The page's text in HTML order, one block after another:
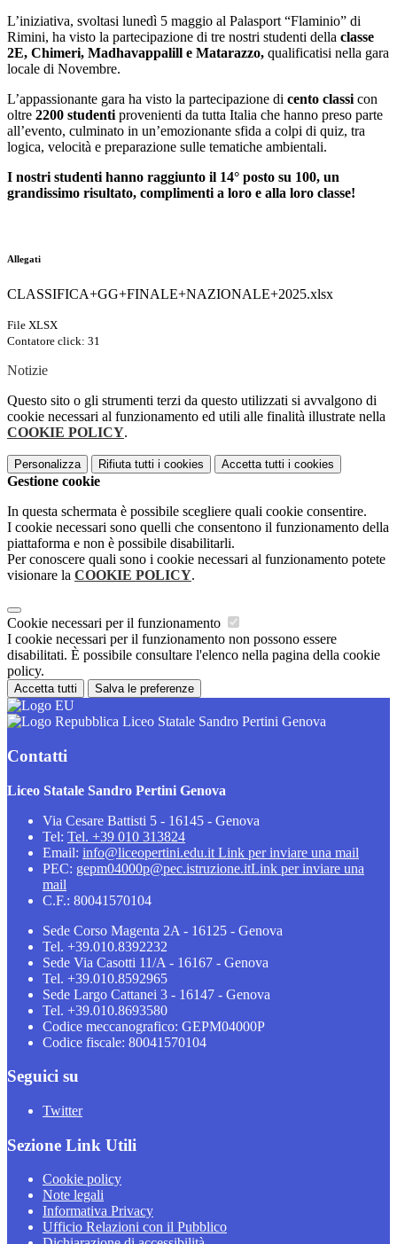
L’iniziativa, svoltasi lunedì 5 maggio al Palasport “Flaminio” di
Rimini, ha visto la partecipazione di tre nostri studenti della classe
2E, Chimeri, Madhavappalill e Matarazzo, qualificatisi nella gara
locale di Novembre.
L’appassionante gara ha visto la partecipazione di cento classi con
oltre 2200 studenti provenienti da tutta Italia che hanno preso parte
all’evento, culminato in un’emozionante sfida a colpi di quiz, tra
logica, velocità e preparazione sulle tematiche ambientali.
I nostri studenti hanno raggiunto il 14° posto su 100, un
grandissimo risultato, complimenti a loro e alla loro classe!
Allegati
CLASSIFICA+GG+FINALE+NAZIONALE+2025.xlsx
File XLSX
Contatore click: 31
Notizie
Questo sito o gli strumenti terzi da questo utilizzati si avvalgono di
cookie necessari al funzionamento ed utili alle finalità illustrate nella
COOKIE POLICY.
Personalizza Rifiuta tutti i cookies Accetta tutti i cookies
Gestione cookie
In questa schermata è possibile scegliere quali cookie consentire.
I cookie necessari sono quelli che consentono il funzionamento della
piattaforma e non è possibile disabilitarli.
Per conoscere quali sono i cookie necessari al funzionamento potete
visionare la COOKIE POLICY.
Cookie necessari per il funzionamento
I cookie necessari per il funzionamento non possono essere
disabilitati. È possibile consultare l'elenco nella pagina della cookie
policy.
Accetta tutti Salva le preferenze
Liceo Statale Sandro Pertini Genova
Contatti
Liceo Statale Sandro Pertini Genova
Via Cesare Battisti 5 - 16145 - Genova
Tel: Tel. +39 010 313824
Email: info@liceopertini.edu.it Link per inviare una mail
PEC: gepm04000p@pec.istruzione.itLink per inviare una
mail
C.F.: 80041570104
Sede Corso Magenta 2A - 16125 - Genova
Tel. +39.010.8392232
Sede Via Casotti 11/A - 16167 - Genova
Tel. +39.010.8592965
Sede Largo Cattanei 3 - 16147 - Genova
Tel. +39.010.8693580
Codice meccanografico: GEPM04000P
Codice fiscale: 80041570104
Seguici su
Twitter
Sezione Link Utili
Cookie policy
Note legali
Informativa Privacy
Ufficio Relazioni con il Pubblico